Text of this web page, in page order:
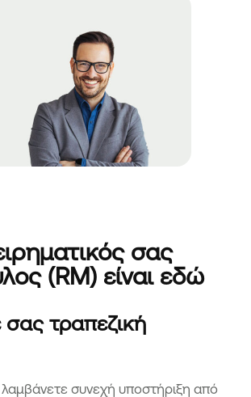
σας
(RM) είναι εδώ
σας τραπεζική
συνεχή υποστήριξη από